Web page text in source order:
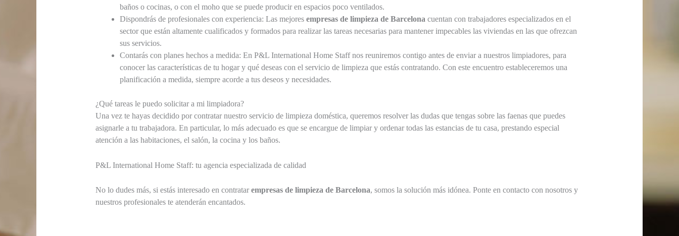
baños o cocinas, o con el moho que se puede producir en espacios poco ventilados.
Dispondrás de profesionales con experiencia: Las mejores empresas de limpieza de Barcelona cuentan con trabajadores especializados en el
sector que están altamente cualificados y formados para realizar las tareas necesarias para mantener impecables las viviendas en las que ofrezcan
sus servicios.
Contarás con planes hechos a medida: En P&L International Home Staff nos reuniremos contigo antes de enviar a nuestros limpiadores, para
conocer las características de tu hogar y qué deseas con el servicio de limpieza que estás contratando. Con este encuentro estableceremos una
planificación a medida, siempre acorde a tus deseos y necesidades.
¿Qué tareas le puedo solicitar a mi limpiadora?
Una vez te hayas decidido por contratar nuestro servicio de limpieza doméstica, queremos resolver las dudas que tengas sobre las faenas que puedes
asignarle a tu trabajadora. En particular, lo más adecuado es que se encargue de limpiar y ordenar todas las estancias de tu casa, prestando especial
atención a las habitaciones, el salón, la cocina y los baños.
P&L International Home Staff: tu agencia especializada de calidad
No lo dudes más, si estás interesado en contratarempresas de limpieza de Barcelona, somos la solución más idónea. Ponte en contacto con nosotros y
nuestros profesionales te atenderán encantados.